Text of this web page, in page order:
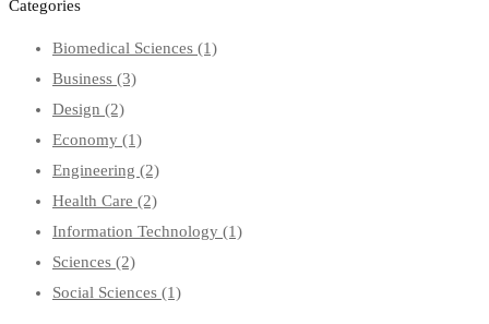
Categories
Biomedical Sciences (1)
Business (3)
Design (2)
Economy (1)
Engineering (2)
Health Care (2)
Information Technology (1)
Sciences (2)
Social Sciences (1)